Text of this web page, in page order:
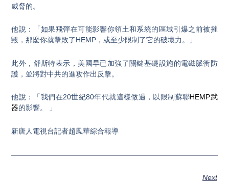
威脅的。
他說：「如果飛彈在可能影響你領土和系統的區域引爆之前被摧
毀，那麼你就擊敗了HEMP，或至少限制了它的破壞力。」
此外，舒斯特表示，美國早已加強了關鍵基礎設施的電磁脈衝防
護，並將對中共的進攻作出反擊。
他說：「我們在20世紀80年代就這樣做過，以限制蘇聯HEMP武
器的影響。 」
新唐人電視台記者趙鳳華綜合報導
Next